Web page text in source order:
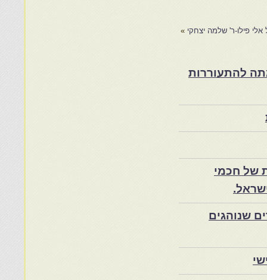
פילו-ר' שלמה יצחקי »
במרוקו בסוף המאה ה־19 ותרומתה להתעוררות
של חכמי
שנוהגים